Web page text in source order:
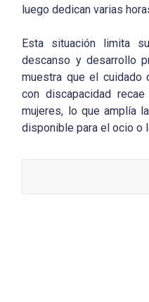
luego dedican varias
Esta situación limita
descanso y desarrollo
muestra que el cuidado
con discapacidad
mujeres, lo que amplía
disponible para el ocio o